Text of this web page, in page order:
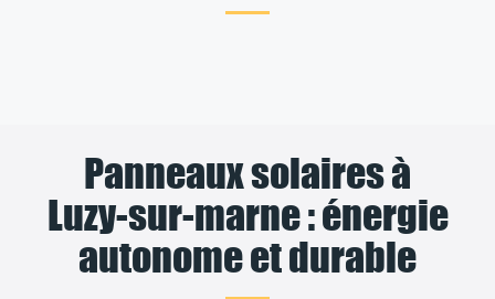
Panneaux solaires à
Luzy-sur-marne : énergie
autonome et durable